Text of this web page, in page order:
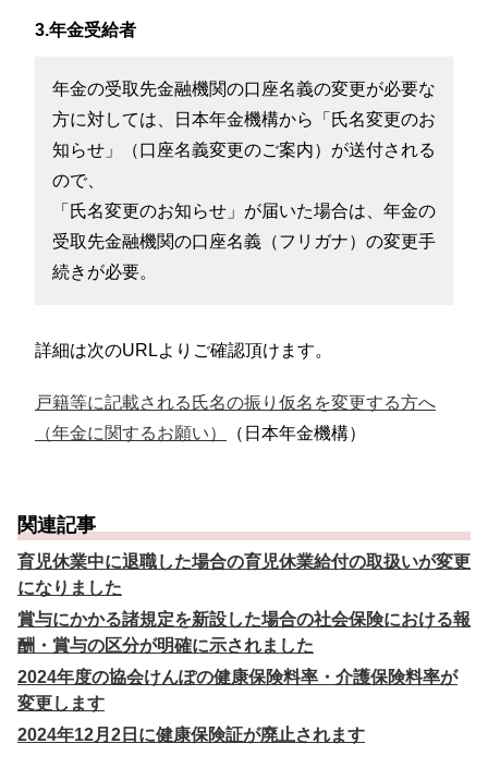
3.年金受給者
年金の受取先金融機関の口座名義の変更が必要な
方に対しては、日本年金機構から「氏名変更のお
知らせ」（口座名義変更のご案内）が送付される
ので、
「氏名変更のお知らせ」が届いた場合は、年金の
受取先金融機関の口座名義（フリガナ）の変更手
続きが必要。
詳細は次のURLよりご確認頂けます。
戸籍等に記載される氏名の振り仮名を変更する方へ
（年金に関するお願い）
（日本年金機構）
関連記事
育児休業中に退職した場合の育児休業給付の取扱いが変更
になりました
賞与にかかる諸規定を新設した場合の社会保険における報
酬・賞与の区分が明確に示されました
2024年度の協会けんぽの健康保険料率・介護保険料率が
変更します
2024年12月2日に健康保険証が廃止されます